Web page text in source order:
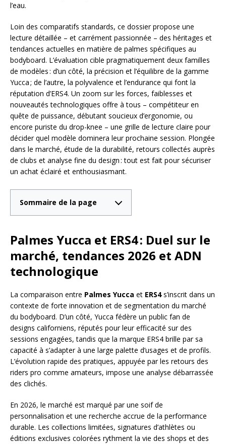
l’eau.
Loin des comparatifs standards, ce dossier propose une
lecture détaillée – et carrément passionnée – des héritages et
tendances actuelles en matière de palmes spécifiques au
bodyboard. L’évaluation cible pragmatiquement deux familles
de modèles : d’un côté, la précision et l’équilibre de la gamme
Yucca ; de l’autre, la polyvalence et l’endurance qui font la
réputation d’ERS4. Un zoom sur les forces, faiblesses et
nouveautés technologiques offre à tous – compétiteur en
quête de puissance, débutant soucieux d’ergonomie, ou
encore puriste du drop-knee – une grille de lecture claire pour
décider quel modèle dominera leur prochaine session. Plongée
dans le marché, étude de la durabilité, retours collectés auprès
de clubs et analyse fine du design : tout est fait pour sécuriser
un achat éclairé et enthousiasmant.
Sommaire de la page
Palmes Yucca et ERS4 : Duel sur le
marché, tendances 2026 et ADN
technologique
La comparaison entre Palmes Yucca et ERS4s’inscrit dans un
contexte de forte innovation et de segmentation du marché
du bodyboard. D’un côté, Yucca fédère un public fan de
designs californiens, réputés pour leur efficacité sur des
sessions engagées, tandis que la marque ERS4 brille par sa
capacité à s’adapter à une large palette d’usages et de profils.
L’évolution rapide des pratiques, appuyée par les retours des
riders pro comme amateurs, impose une analyse débarrassée
des clichés.
En 2026, le marché est marqué par une soif de
personnalisation et une recherche accrue de la performance
durable. Les collections limitées, signatures d’athlètes ou
éditions exclusives colorées rythment la vie des shops et des